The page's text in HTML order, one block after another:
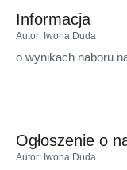
Informacja
Autor: Iwona Duda
o wynikach naboru
Ogłoszenie o
Autor: Iwona Duda